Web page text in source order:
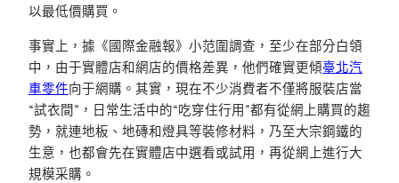
以最低價購買。
事實上，據《國際金融報》小范圍調查，至少在部分白領
中，由于實體店和網店的價格差異，他們確實更傾臺北汽
車零件向于網購。其實，現在不少消費者不僅將服裝店當
“試衣間”，日常生活中的“吃穿住行用”都有從網上購買的趨
勢，就連地板、地磚和燈具等裝修材料，乃至大宗鋼鐵的
生意，也都會先在實體店中選看或試用，再從網上進行大
規模采購。